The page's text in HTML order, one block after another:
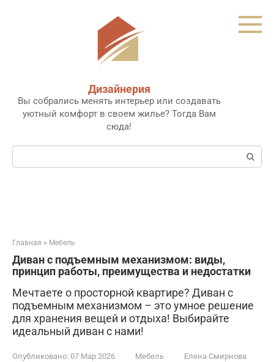
Дизайнерия
Вы собрались менять интерьер или создавать
уютный комфорт в своем жилье? Тогда Вам
сюда!
Поиск:
Главная » Мебель
Диван с подъемным механизмом: виды,
принцип работы, преимущества и недостатки
Мечтаете о просторной квартире? Диван с
подъемным механизмом – это умное решение
для хранения вещей и отдыха! Выбирайте
идеальный диван с нами!
Опубликовано: 07 Мар 2026 Мебель Елена Смирнова